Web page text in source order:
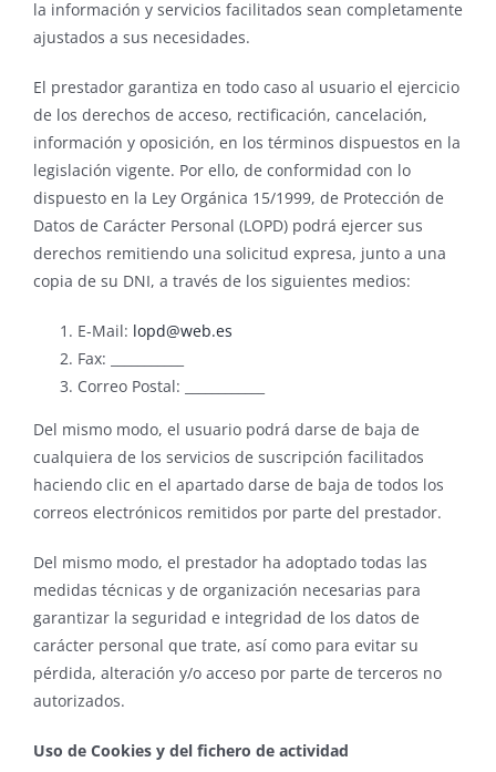
la información y servicios facilitados sean completamente
ajustados a sus necesidades.
El prestador garantiza en todo caso al usuario el ejercicio
de los derechos de acceso, rectificación, cancelación,
información y oposición, en los términos dispuestos en la
legislación vigente. Por ello, de conformidad con lo
dispuesto en la Ley Orgánica 15/1999, de Protección de
Datos de Carácter Personal (LOPD) podrá ejercer sus
derechos remitiendo una solicitud expresa, junto a una
copia de su DNI, a través de los siguientes medios:
E-Mail: lopd@web.es
Fax: ___________
Correo Postal: ____________
Del mismo modo, el usuario podrá darse de baja de
cualquiera de los servicios de suscripción facilitados
haciendo clic en el apartado darse de baja de todos los
correos electrónicos remitidos por parte del prestador.
Del mismo modo, el prestador ha adoptado todas las
medidas técnicas y de organización necesarias para
garantizar la seguridad e integridad de los datos de
carácter personal que trate, así como para evitar su
pérdida, alteración y/o acceso por parte de terceros no
autorizados.
Uso de Cookies y del fichero de actividad